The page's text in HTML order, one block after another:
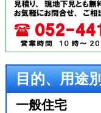
目的、用途
一般住宅